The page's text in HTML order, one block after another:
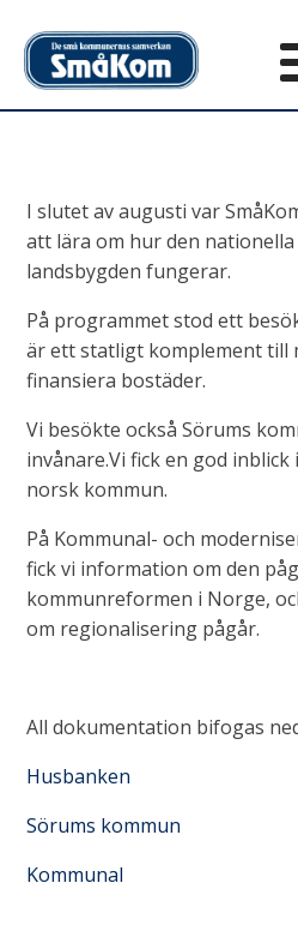
I slutet av augusti var
att lära om hur den
landsbygden fungerar.
På programmet stod ett
är ett statligt komplement till
finansiera bostäder.
Vi besökte också Sörums
invånare.Vi fick en god
norsk kommun.
På Kommunal- och
fick vi information om den
kommunreformen i Norge,
om regionalisering pågår.
All dokumentation bifogas
Husbanken
Sörums kommun
Kommunal